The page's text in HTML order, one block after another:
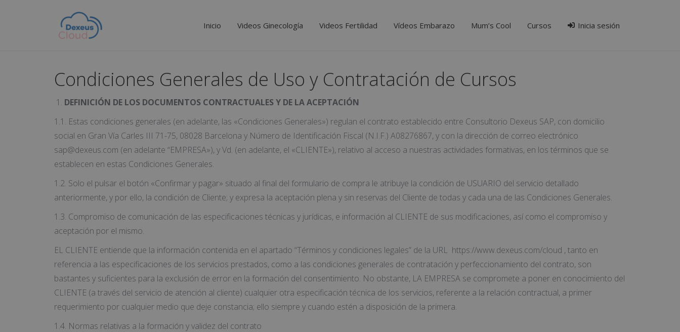
Inicio Videos Ginecología Videos Fertilidad Vídeos Embarazo Mum’s Cool Cursos Inicia sesión
Condiciones Generales de Uso y Contratación de Cursos
DEFINICIÓN DE LOS DOCUMENTOS CONTRACTUALES Y DE LA ACEPTACIÓN
1.1. Estas condiciones generales (en adelante, las «Condiciones Generales») regulan el contrato establecido entre Consultorio Dexeus SAP, con domicilio
social en Gran Vía Carles III 71-75, 08028 Barcelona y Número de Identificación Fiscal (N.I.F.) A08276867, y con la dirección de correo electrónico
sap@dexeus.com (en adelante “EMPRESA»), y Vd. (en adelante, el «CLIENTE»), relativo al acceso a nuestras actividades formativas, en los términos que se
establecen en estas Condiciones Generales.
1.2. Solo el pulsar el botón «Confirmar y pagar» situado al final del formulario de compra le atribuye la condición de USUARIO del servicio detallado
anteriormente, y por ello, la condición de Cliente; y expresa la aceptación plena y sin reservas del Cliente de todas y cada una de las Condiciones Generales.
1.3. Compromiso de comunicación de las especificaciones técnicas y jurídicas, e información al CLIENTE de sus modificaciones, así como el compromiso y
aceptación por el mismo.
EL CLIENTE entiende que la información contenida en el apartado “Términos y condiciones legales” de la URL https://www.dexeus.com/cloud , tanto en
referencia a las especificaciones de los servicios prestados, como a las condiciones generales de contratación y perfeccionamiento del contrato, son
bastantes y suficientes para la exclusión de error en la formación del consentimiento. No obstante, LA EMPRESA se compromete a poner en conocimiento del
CLIENTE (a través del servicio de atención al cliente) cualquier otra especificación técnica de los servicios, referente a la relación contractual, a primer
requerimiento por cualquier medio que deje constancia; ello siempre y cuando estén a disposición de la primera.
1.4. Normas relativas a la formación y validez del contrato